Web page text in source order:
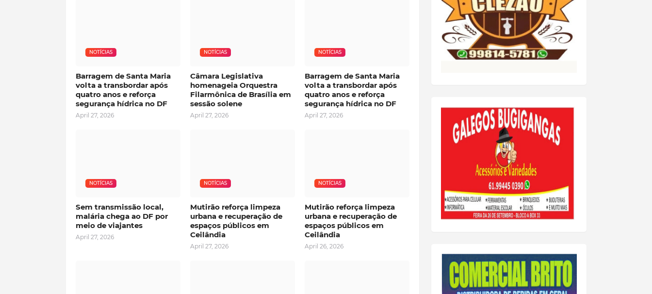
NOTÍCIAS
Barragem de Santa Maria
volta a transbordar após
quatro anos e reforça
segurança hídrica no DF
April 27, 2026
NOTÍCIAS
Câmara Legislativa
homenageia Orquestra
Filarmônica de Brasília em
sessão solene
April 27, 2026
NOTÍCIAS
Barragem de Santa Maria
volta a transbordar após
quatro anos e reforça
segurança hídrica no DF
April 27, 2026
NOTÍCIAS
Sem transmissão local,
malária chega ao DF por
meio de viajantes
April 27, 2026
NOTÍCIAS
Mutirão reforça limpeza
urbana e recuperação de
espaços públicos em
Ceilândia
April 27, 2026
NOTÍCIAS
Mutirão reforça limpeza
urbana e recuperação de
espaços públicos em
Ceilândia
April 26, 2026